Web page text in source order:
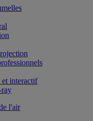
et interactif
l'air